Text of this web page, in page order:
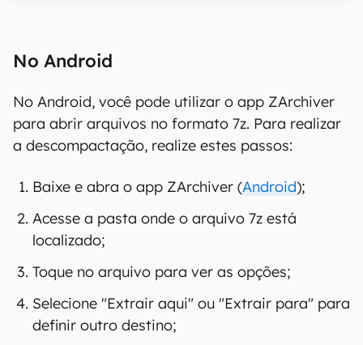
No Android
para abrir arquivos no formato 7z. Para realizar
a descompactação, realize estes passos: